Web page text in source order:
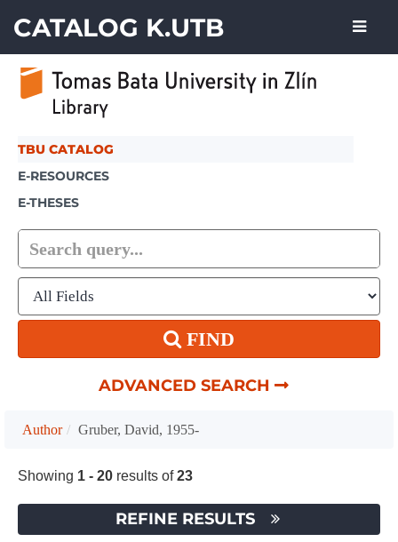
CATALOG K.UTB
TBU CATALOG
E-RESOURCES
E-THESES
FIND
ADVANCED SEARCH
Author Gruber, David, 1955-
Showing 1 - 20 results of23
REFINE RESULTS